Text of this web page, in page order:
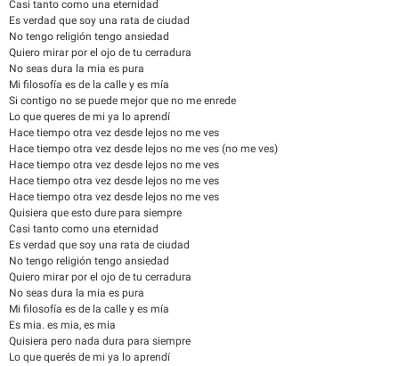
Casi tanto como una eternidad
Es verdad que soy una rata de ciudad
No tengo religión tengo ansiedad
Quiero mirar por el ojo de tu cerradura
No seas dura la mia es pura
Mi filosofía es de la calle y es mía
Si contigo no se puede mejor que no me enrede
Lo que queres de mi ya lo aprendí
Hace tiempo otra vez desde lejos no me ves
Hace tiempo otra vez desde lejos no me ves (no me ves)
Hace tiempo otra vez desde lejos no me ves
Hace tiempo otra vez desde lejos no me ves
Hace tiempo otra vez desde lejos no me ves
Quisiera que esto dure para siempre
Casi tanto como una eternidad
Es verdad que soy una rata de ciudad
No tengo religión tengo ansiedad
Quiero mirar por el ojo de tu cerradura
No seas dura la mia es pura
Mi filosofía es de la calle y es mía
Es mia. es mia, es mia
Quisiera pero nada dura para siempre
Lo que querés de mi ya lo aprendí